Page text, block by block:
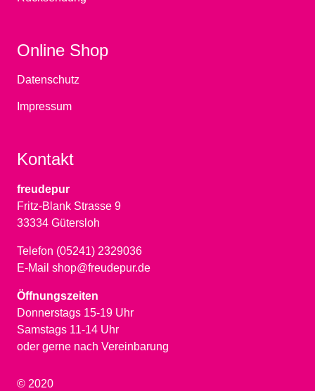
Online Shop
Datenschutz
Impressum
Kontakt
freudepur
Fritz-Blank Strasse 9
33334 Gütersloh
Telefon (05241) 2329036
E-Mail shop@freudepur.de
Öffnungszeiten
Donnerstags 15-19 Uhr
Samstags 11-14 Uhr
oder gerne nach Vereinbarung
© 2020